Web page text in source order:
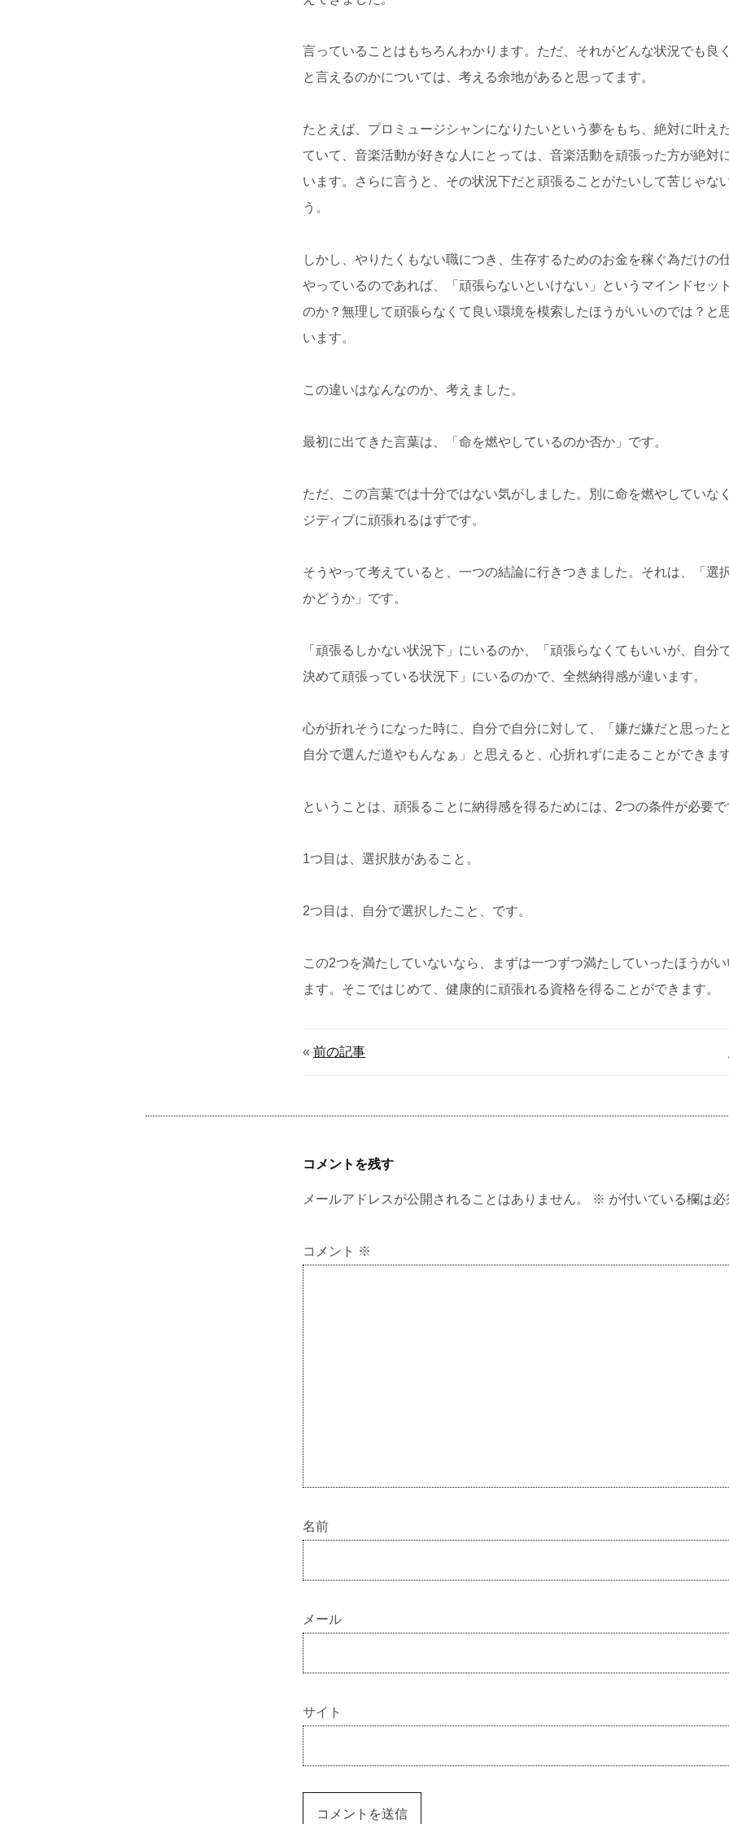
言っていることはもちろんわかります。ただ、それがどんな状況でも良
と言えるのかについては、考える余地があると思ってます。
たとえば、プロミュージシャンになりたいという夢をもち、絶対に叶え
ていて、音楽活動が好きな人にとっては、音楽活動を頑張った方が絶対
います。さらに言うと、その状況下だと頑張ることがたいして苦じゃな
う。
しかし、やりたくもない職につき、生存するためのお金を稼ぐ為だけの
やっているのであれば、「頑張らないといけない」というマインドセッ
のか？無理して頑張らなくて良い環境を模索したほうがいいのでは？と
います。
この違いはなんなのか、考えました。
最初に出てきた言葉は、「命を燃やしているのか否か」です。
ただ、この言葉では十分ではない気がしました。別に命を燃やしていな
ジディブに頑張れるはずです。
そうやって考えていると、一つの結論に行きつきました。それは、「選
かどうか」です。
「頑張るしかない状況下」にいるのか、「頑張らなくてもいいが、自分
決めて頑張っている状況下」にいるのかで、全然納得感が違います。
心が折れそうになった時に、自分で自分に対して、「嫌だ嫌だと思った
自分で選んだ道やもんなぁ」と思えると、心折れずに走ることができます
ということは、頑張ることに納得感を得るためには、2つの条件が必要で
1つ目は、選択肢があること。
2つ目は、自分で選択したこと、です。
この2つを満たしていないなら、まずは一つずつ満たしていったほうが
ます。そこではじめて、健康的に頑張れる資格を得ることができます。
« 前の記事
コメントを残す
メールアドレスが公開されることはありません。 ※ が付いている欄は
コメント ※
名前
メール
サイト